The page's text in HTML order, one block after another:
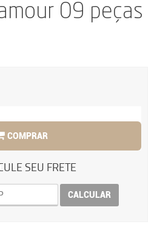
09 peças
COMPRAR
SEU FRETE
CALCULAR